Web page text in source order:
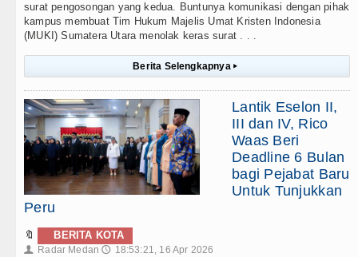
surat pengosongan yang kedua. Buntunya komunikasi dengan pihak
kampus membuat Tim Hukum Majelis Umat Kristen Indonesia
(MUKI) Sumatera Utara menolak keras surat . . .
Berita Selengkapnya ▸
Lantik Eselon II,
III dan IV, Rico
Waas Beri
Deadline 6 Bulan
bagi Pejabat Baru
Untuk Tunjukkan
Peru
🔖 BERITA KOTA
👤 Radar Medan 🕔 18:53:21, 16 Apr 2026